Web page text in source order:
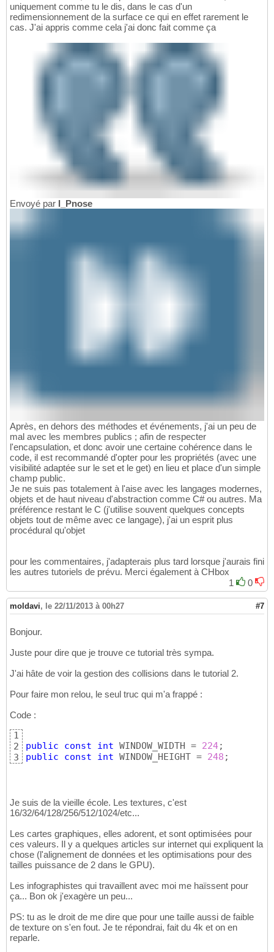
uniquement comme tu le dis, dans le cas d'un
redimensionnement de la surface ce qui en effet rarement le
cas. J'ai appris comme cela j'ai donc fait comme ça
Envoyé par I_Pnose
Après, en dehors des méthodes et événements, j'ai un peu de
mal avec les membres publics ; afin de respecter
l'encapsulation, et donc avoir une certaine cohérence dans le
code, il est recommandé d'opter pour les propriétés (avec une
visibilité adaptée sur le set et le get) en lieu et place d'un simple
champ public.
Je ne suis pas totalement à l'aise avec les langages modernes,
objets et de haut niveau d'abstraction comme C# ou autres. Ma
préférence restant le C (j'utilise souvent quelques concepts
objets tout de même avec ce langage), j'ai un esprit plus
procédural qu'objet
pour les commentaires, j'adapterais plus tard lorsque j'aurais fini
les autres tutoriels de prévu. Merci également à CHbox
1
0
moldavi, le 22/11/2013 à 00h27 #7
Bonjour.
Juste pour dire que je trouve ce tutorial très sympa.
J'ai hâte de voir la gestion des collisions dans le tutorial 2.
Pour faire mon relou, le seul truc qui m'a frappé :
Code :
1
2
3
public const int WINDOW_WIDTH = 224
public
const int WINDOW_HEIGHT = 248 ;
Je suis de la vieille école. Les textures, c'est
16/32/64/128/256/512/1024/etc...
Les cartes graphiques, elles adorent, et sont optimisées pour
ces valeurs. Il y a quelques articles sur internet qui expliquent la
chose (l'alignement de données et les optimisations pour des
tailles puissance de 2 dans le GPU).
Les infographistes qui travaillent avec moi me haïssent pour
ça... Bon ok j'exagère un peu...
PS: tu as le droit de me dire que pour une taille aussi de faible
de texture on s'en fout. Je te répondrai, fait du 4k et on en
reparle.